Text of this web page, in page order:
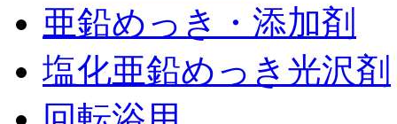
亜鉛めっき・添加剤
塩化亜鉛めっき光沢剤